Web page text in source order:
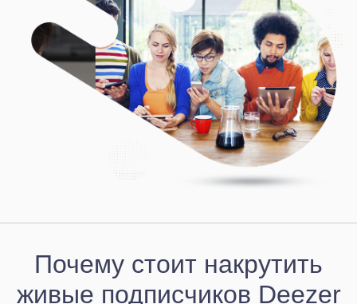
Почему стоит накрутить
живые подписчиков Deezer